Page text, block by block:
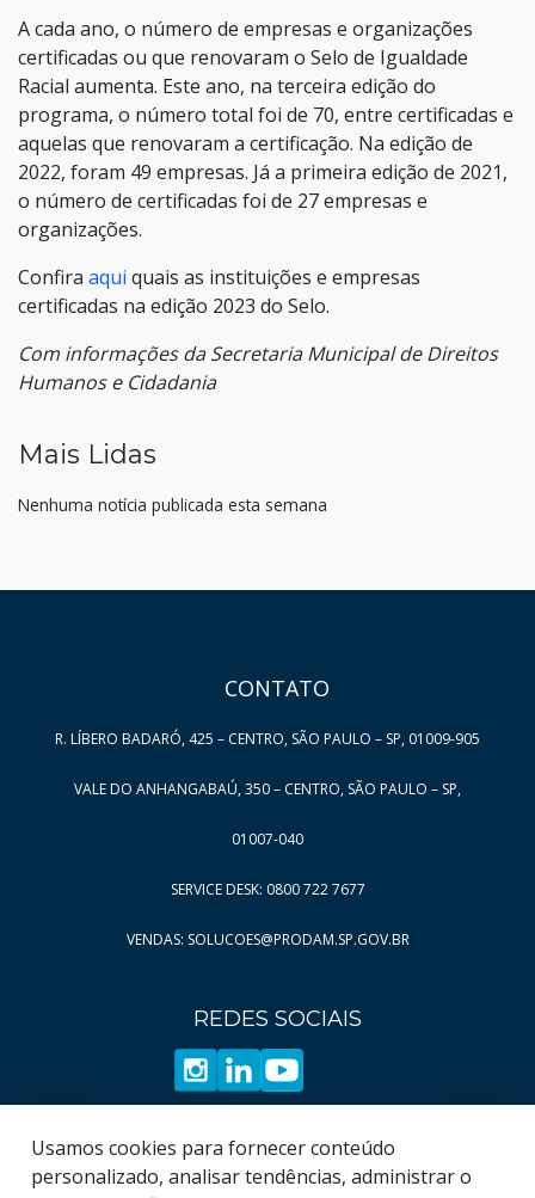
A cada ano, o número de empresas e organizações
certificadas ou que renovaram o Selo de Igualdade
Racial aumenta. Este ano, na terceira edição do
programa, o número total foi de 70, entre certificadas e
aquelas que renovaram a certificação. Na edição de
2022, foram 49 empresas. Já a primeira edição de 2021,
o número de certificadas foi de 27 empresas e
organizações.
Confira aqui quais as instituições e empresas
certificadas na edição 2023 do Selo.
Com informações da Secretaria Municipal de Direitos
Humanos e Cidadania
Mais Lidas
Nenhuma notícia publicada esta semana
CONTATO
R. LÍBERO BADARÓ, 425 – CENTRO, SÃO PAULO – SP, 01009-905
VALE DO ANHANGABAÚ, 350 – CENTRO, SÃO PAULO – SP,
01007-040
SERVICE DESK: 0800 722 7677
VENDAS: SOLUCOES@PRODAM.SP.GOV.BR
REDES SOCIAIS
Usamos cookies para fornecer conteúdo
personalizado, analisar tendências, administrar o